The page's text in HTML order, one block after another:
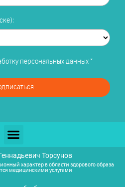
персональных данных*
Торсунов
характер в области здорового образа
медицинскими услугами